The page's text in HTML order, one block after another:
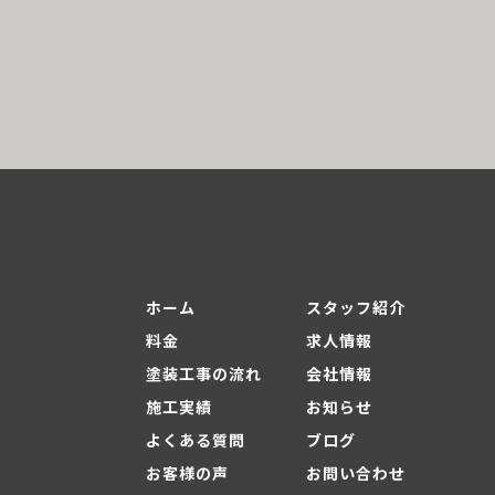
ホーム
料金
塗装工事の流れ
施工実績
よくある質問
お客様の声
スタッフ紹介
求人情報
会社情報
お知らせ
ブログ
お問い合わせ